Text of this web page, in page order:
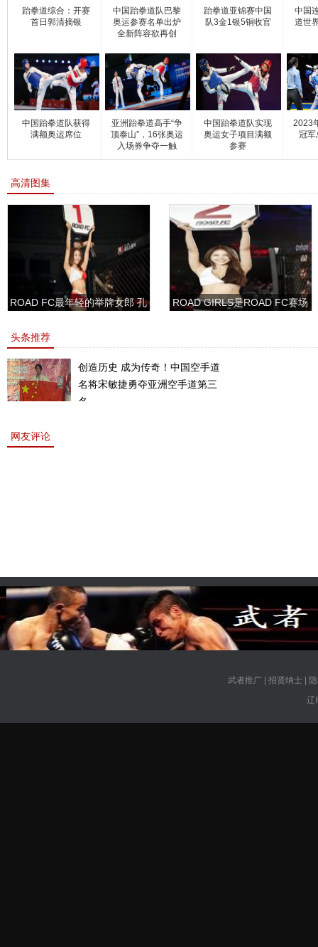
跆拳道综合：开赛
首日郭清摘银
中国跆拳道队巴黎
奥运参赛名单出炉
全新阵容欲再创
跆拳道亚锦赛中国
队3金1银5铜收官
中国
道世
中国跆拳道队获得
满额奥运席位
亚洲跆拳道高手“争
顶泰山”，16张奥运
入场券争夺一触
中国跆拳道队实现
奥运女子项目满额
参赛
2023
冠军
高清图集
ROAD FC最年轻的举牌女郎 孔
ROAD GIRLS是ROAD FC赛场
头条推荐
创造历史 成为传奇！中国空手道
名将宋敏捷勇夺亚洲空手道第三
名。
网友评论
武者推广| 招贤纳士|
辽